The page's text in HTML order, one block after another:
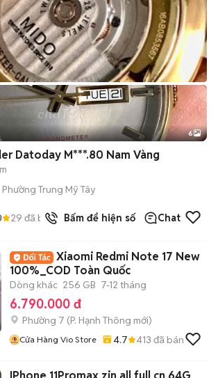
+2
6
Datoday M***.80 Nam Vàng
Phường Trung Mỹ Tây
29 đã bán Bấm để hiện số Chat
Xiaomi Redmi Note 17 New
100%_COD Toàn Quốc
Dòng khác 256 GB 7-12 tháng
6.790.000 đ
Phường 7 (P. Hạnh Thông mới)
Cửa Hàng Vio Store 4.7 413 đã bán